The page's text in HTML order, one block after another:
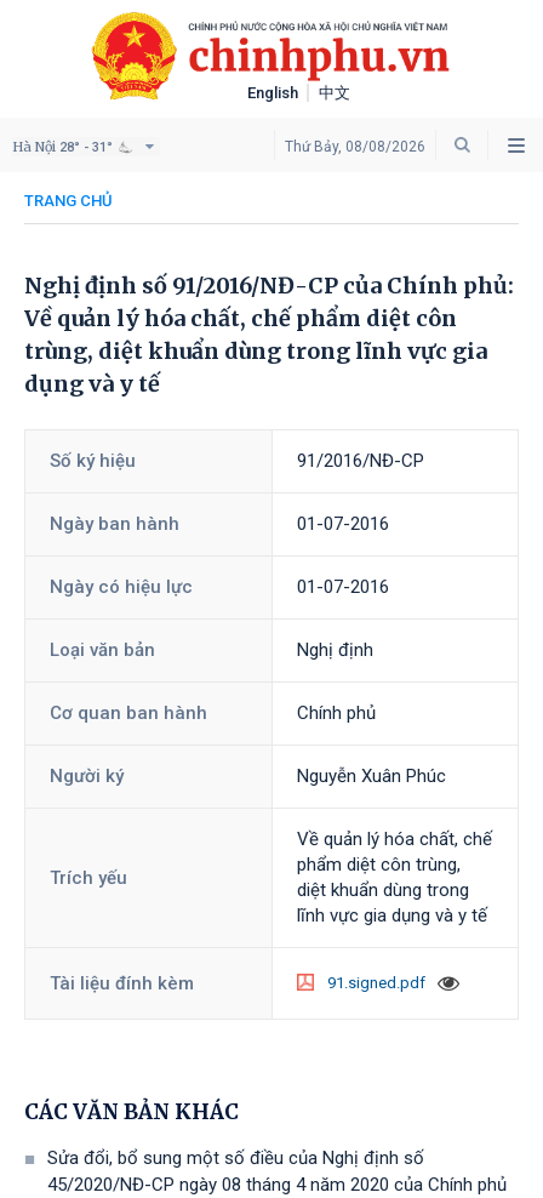
English 中文
Thứ Bảy, 08/08/2026
Hà Nội 28° - 31°
TRANG CHỦ
Nghị định số 91/2016/NĐ-CP của Chính phủ:
Về quản lý hóa chất, chế phẩm diệt côn
trùng, diệt khuẩn dùng trong lĩnh vực gia
dụng và y tế
Số ký hiệu 91/2016/NĐ-CP
Ngày ban hành 01-07-2016
Ngày có hiệu lực 01-07-2016
Loại văn bản Nghị định
Cơ quan ban hành Chính phủ
Người ký Nguyễn Xuân Phúc
Trích yếu
Về quản lý hóa chất, chế
phẩm diệt côn trùng,
diệt khuẩn dùng trong
lĩnh vực gia dụng và y tế
Tài liệu đính kèm 91.signed.pdf
CÁC VĂN BẢN KHÁC
Sửa đổi, bổ sung một số điều của Nghị định số
45/2020/NĐ-CP ngày 08 tháng 4 năm 2020 của Chính phủ